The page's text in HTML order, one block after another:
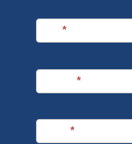
*
*
*